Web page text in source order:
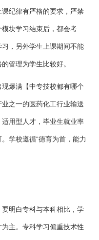
纪律有严格的要求，严禁
块学习结束后，都会考
，另外学生上课期间不能
管理为学生比较好。
爆满【中专技校都有哪个
之一的医药化工行业输送
用型人才，毕业生就业率
学校遵循“德育为首，能力
明白专科与本科相比，学
主。专科学习偏重技术性